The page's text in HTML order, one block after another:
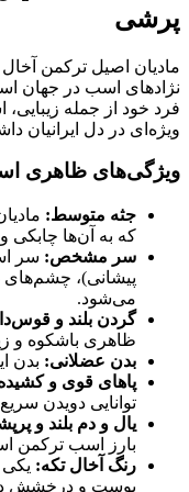
پرشی
مادیان اصیل ترکمن
نژادهای اسب در جهان
فرد خود از جمله
ویژه‌ای در دل ایرانیان
ویژگی‌های ظاهری
جثه متوسط:
که به آن‌ها
سر مشخص: سر
پیشانی)،
می‌شود.
گردن بلند و
ظاهری باشکوه و
بدن عضلانی: بدن
پاهای قوی و
توانایی دویدن
یال و دم بلند و
بارز اسب ترکمن
رنگ آخال تکه: یکی
پوست و درخشش